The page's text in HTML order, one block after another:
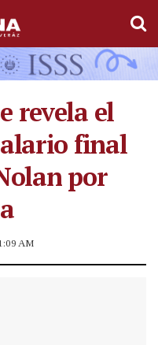
revela el
final
por
AM